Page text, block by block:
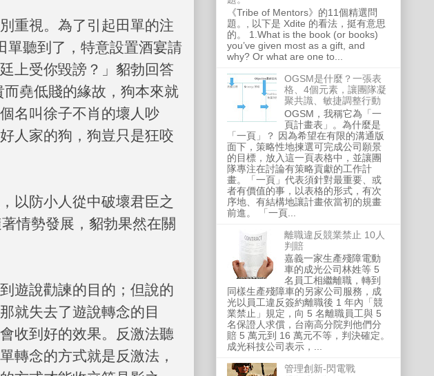
重視。為了引起田單的注
單聽到了，特意設置酒宴請
上受你毀謗？」貂勃回答
堯低賤的緣故，狗本來就
名叫徐子不肖的壞人吵
人家的狗，狗豈只是狂咬
以防小人從中破壞君臣之
情勢發展，貂勃果然在關
遊說勸諫的目的；但說的
就失去了遊說轉念的目
收到好的效果。反激法聽
轉念的方式就是反激法，
《Tribe of Mentors》的11個精選問
題。, 以下是 Xdite 的看法，挺有意思
的。 1.What is the book (or books)
you’ve given most as a gift, and
why? Or what are one to...
OGSM是什麼？一張表
格、4個元素，讓團隊凝
聚共識、敏捷調整行動
OGSM，我稱它為「一
頁計畫表」。為什麼是
「一頁」？ 因為希望在有限的溝通版
面下，策略性地揀選可完成公司願景
的目標，放入這一頁表格中，並讓團
隊專注在討論有策略貢獻的工作計
畫。「一頁」代表須針對最重要、或
者有價值的事，以表格的形式，有次
序地、有結構地讓計畫依當初的規畫
前進。 「一頁...
離職違反競業禁止 10人
判賠
嘉義一家生產殘障電動
車的成光公司林姓等 5
名員工相繼離職，轉到
同樣生產殘障車的另家公司服務，成
光以員工違反簽約離職後 1 年內「競
業禁止」規定，向 5 名離職員工與 5
名保證人求償，台南高分院判他們分
賠 5 萬元到 16 萬元不等，判決確定。
成光科技公司表示，...
管理創新-閃電戰